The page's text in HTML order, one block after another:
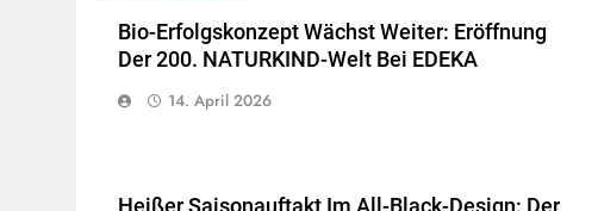
Bio-Erfolgskonzept Wächst Weiter: Eröffnung
Der 200. NATURKIND-Welt Bei EDEKA
14. April 2026
Heißer Saisonauftakt Im All-Black-Design: Der